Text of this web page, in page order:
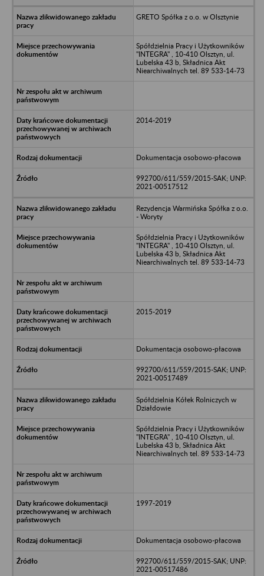
GRETO Spółka z o.o. w Olsztynie
Spółdzielnia Pracy i Użytkowników
"INTEGRA" , 10-410 Olsztyn, ul.
Lubelska 43 b, Składnica Akt
Niearchiwalnych tel. 89 533-14-73
2014-2019
Dokumentacja osobowo-płacowa
992700/611/559/2015-SAK; UNP:
2021-00517512
Rezydencja Warmińska Spółka z o.o.
- Woryty
Spółdzielnia Pracy i Użytkowników
"INTEGRA" , 10-410 Olsztyn, ul.
Lubelska 43 b, Składnica Akt
Niearchiwalnych tel. 89 533-14-73
2015-2019
Dokumentacja osobowo-płacowa
992700/611/559/2015-SAK; UNP:
2021-00517489
Spółdzielnia Kółek Rolniczych w
Działdowie
Spółdzielnia Pracy i Użytkowników
"INTEGRA" , 10-410 Olsztyn, ul.
Lubelska 43 b, Składnica Akt
Niearchiwalnych tel. 89 533-14-73
1997-2019
Dokumentacja osobowo-płacowa
992700/611/559/2015-SAK; UNP:
2021-00517486